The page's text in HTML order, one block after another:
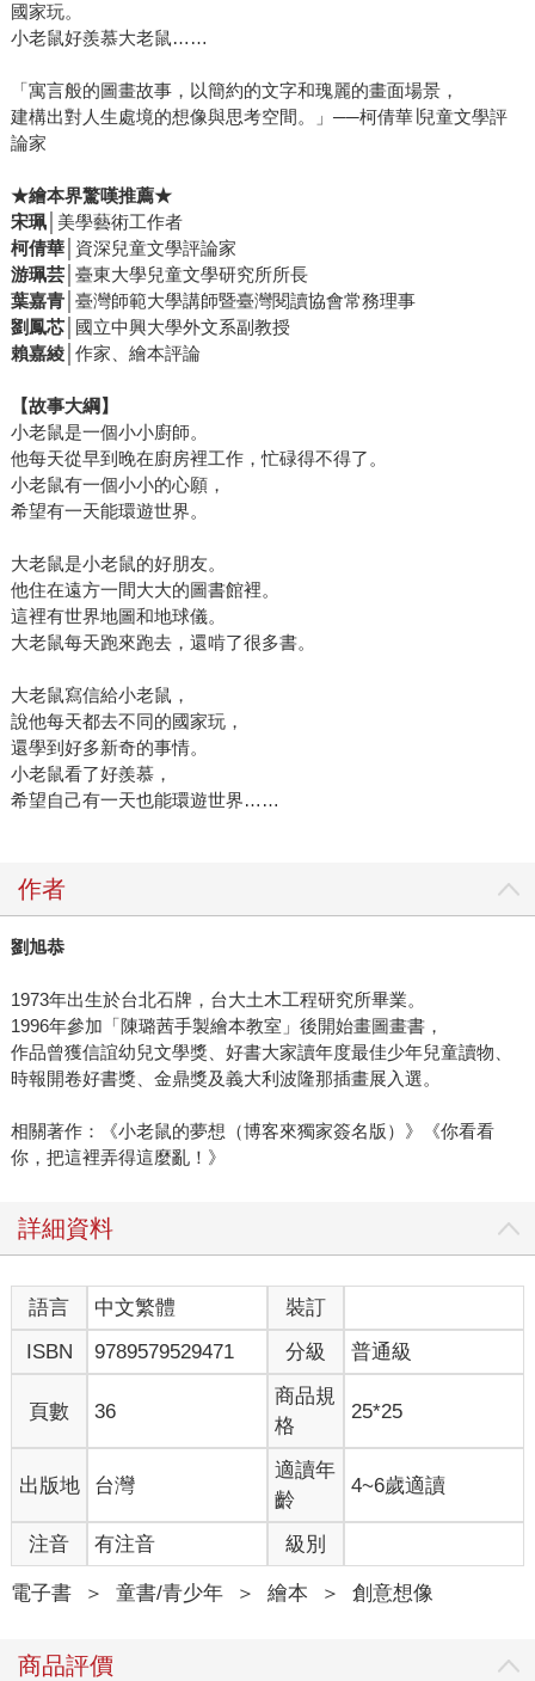
國家玩。
小老鼠好羨慕大老鼠……
「寓言般的圖畫故事，以簡約的文字和瑰麗的畫面場景，
建構出對人生處境的想像與思考空間。」──柯倩華∣兒童文學評
論家
★繪本界驚嘆推薦★
宋珮│美學藝術工作者
柯倩華│資深兒童文學評論家
游珮芸│臺東大學兒童文學研究所所長
葉嘉青│臺灣師範大學講師暨臺灣閱讀協會常務理事
劉鳳芯│國立中興大學外文系副教授
賴嘉綾│作家、繪本評論
【故事大綱】
小老鼠是一個小小廚師。
他每天從早到晚在廚房裡工作，忙碌得不得了。
小老鼠有一個小小的心願，
希望有一天能環遊世界。
大老鼠是小老鼠的好朋友。
他住在遠方一間大大的圖書館裡。
這裡有世界地圖和地球儀。
大老鼠每天跑來跑去，還啃了很多書。
大老鼠寫信給小老鼠，
說他每天都去不同的國家玩，
還學到好多新奇的事情。
小老鼠看了好羨慕，
希望自己有一天也能環遊世界……
作者
劉旭恭
1973年出生於台北石牌，台大土木工程研究所畢業。
1996年參加「陳璐茜手製繪本教室」後開始畫圖畫書，
作品曾獲信誼幼兒文學獎、好書大家讀年度最佳少年兒童讀物、
時報開卷好書獎、金鼎獎及義大利波隆那插畫展入選。
相關著作：《小老鼠的夢想（博客來獨家簽名版）》《你看看
你，把這裡弄得這麼亂！》
詳細資料
語言 中文繁體
裝訂
ISBN
9789579529471 分級 普通級
頁數 36
商品規
格
25*25
出版地 台灣
適讀年
齡
4~6歲適讀
注音 有注音 級別
電子書 ＞ 童書/青少年 ＞ 繪本 ＞ 創意想像
商品評價